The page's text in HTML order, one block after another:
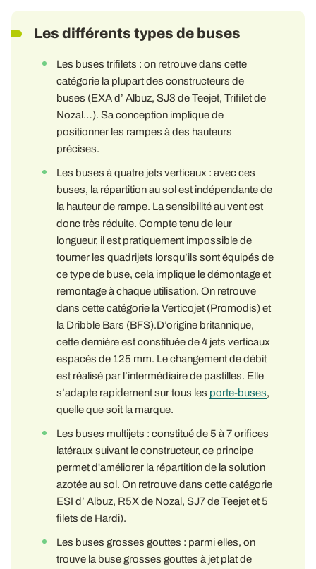
Les différents types de buses
Les buses trifilets : on retrouve dans cette
catégorie la plupart des constructeurs de
buses (EXA d’ Albuz, SJ3 de Teejet, Trifilet de
Nozal…). Sa conception implique de
positionner les rampes à des hauteurs
précises.
Les buses à quatre jets verticaux : avec ces
buses, la répartition au sol est indépendante de
la hauteur de rampe. La sensibilité au vent est
donc très réduite. Compte tenu de leur
longueur, il est pratiquement impossible de
tourner les quadrijets lorsqu’ils sont équipés de
ce type de buse, cela implique le démontage et
remontage à chaque utilisation. On retrouve
dans cette catégorie la Verticojet (Promodis) et
la Dribble Bars (BFS).D’origine britannique,
cette dernière est constituée de 4 jets verticaux
espacés de 125 mm. Le changement de débit
est réalisé par l’intermédiaire de pastilles. Elle
s’adapte rapidement sur tous les porte-buses,
quelle que soit la marque.
Les buses multijets : constitué de 5 à 7 orifices
latéraux suivant le constructeur, ce principe
permet d'améliorer la répartition de la solution
azotée au sol. On retrouve dans cette catégorie
ESI d’ Albuz, R5X de Nozal, SJ7 de Teejet et 5
filets de Hardi).
Les buses grosses gouttes : parmi elles, on
trouve la buse grosses gouttes à jet plat de